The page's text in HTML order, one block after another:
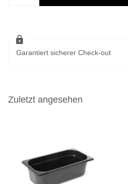
Garantiert sicherer Check-out
Zuletzt angesehen